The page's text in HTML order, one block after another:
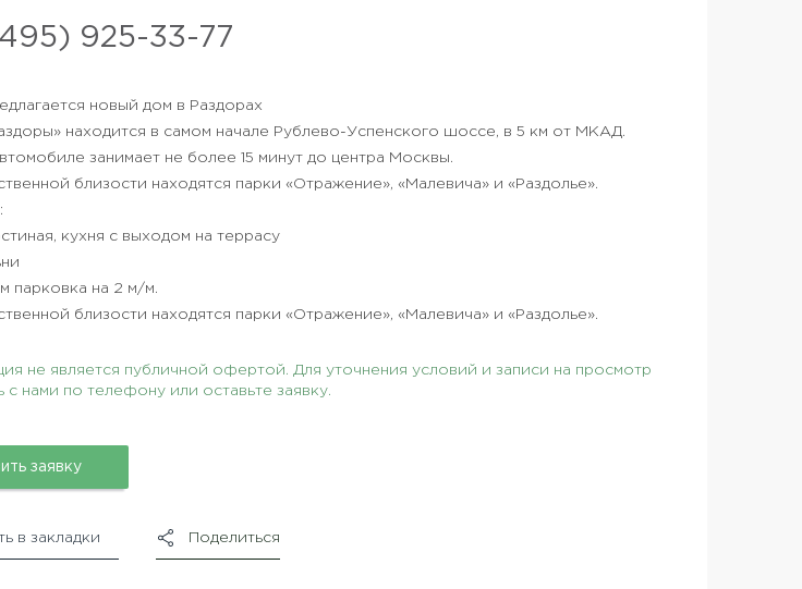
925-33-77
новый дом в Раздорах
находится в самом начале Рублево-Успенского шоссе, в 5 км от МКАД.
занимает не более 15 минут до центра Москвы.
близости находятся парки «Отражение», «Малевича» и «Раздолье».
кухня с выходом на террасу
парковка на 2 м/м.
близости находятся парки «Отражение», «Малевича» и «Раздолье».
не является публичной офертой. Для уточнения условий и записи на просмотр
с нами по телефону или оставьте заявку.
заявку
в закладки Поделиться